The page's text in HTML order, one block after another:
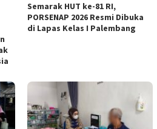
Semarak HUT ke-81 RI,
PORSENAP 2026 Resmi Dibuka
di Lapas Kelas I Palembang